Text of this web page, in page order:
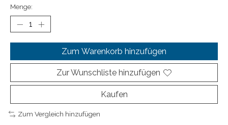
Menge:
Zum Warenkorb hinzufügen
Zur Wunschliste hinzufügen
Kaufen
Zum Vergleich hinzufügen